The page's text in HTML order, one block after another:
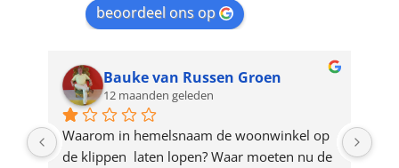
product
beoordeel ons op
Bauke van Russen Groen
12 maanden geleden
Waarom in hemelsnaam de woonwinkel op
de klippen  laten lopen? Waar moeten nu de